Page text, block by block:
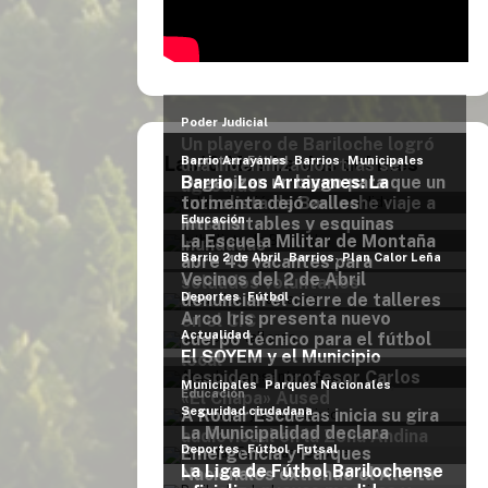
El
el fútbol
– Insólita
de un
Las10 Más Leidas del mes